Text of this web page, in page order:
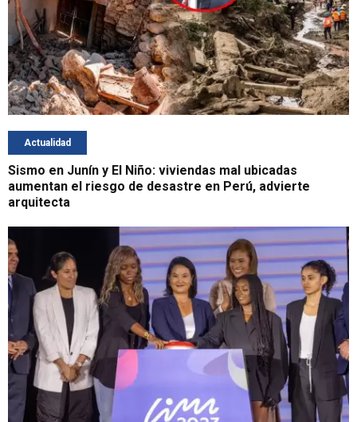
Actualidad
Sismo en Junín y El Niño: viviendas mal ubicadas
aumentan el riesgo de desastre en Perú, advierte
arquitecta